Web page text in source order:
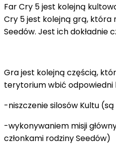
Far Cry 5 jest kolejną
Cry 5 jest kolejną grą, która
Seedów. Jest ich
Gra jest kolejną częścią,
terytorium wbić odpowiedni
-niszczenie silosów Kultu
-wykonywaniem misji
członkami rodziny Seedów)